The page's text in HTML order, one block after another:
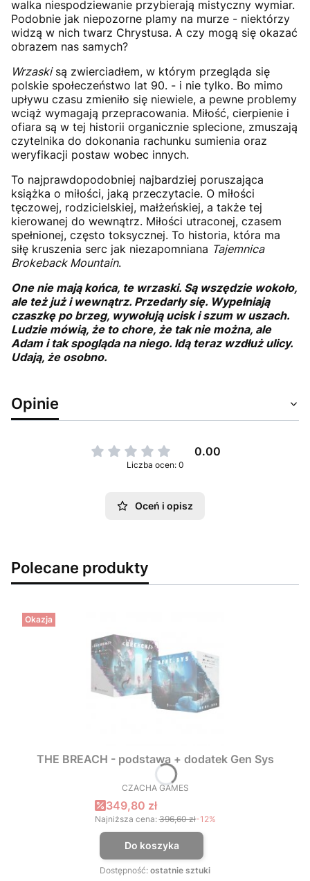
walka niespodziewanie przybierają mistyczny wymiar.
Podobnie jak niepozorne plamy na murze - niektórzy
widzą w nich twarz Chrystusa. A czy mogą się okazać
obrazem nas samych?
Wrzaskisą zwierciadłem, w którym przegląda się
polskie społeczeństwo lat 90. - i nie tylko. Bo mimo
upływu czasu zmieniło się niewiele, a pewne problemy
wciąż wymagają przepracowania. Miłość, cierpienie i
ofiara są w tej historii organicznie splecione, zmuszają
czytelnika do dokonania rachunku sumienia oraz
weryfikacji postaw wobec innych.
To najprawdopodobniej najbardziej poruszająca
książka o miłości, jaką przeczytacie. O miłości
tęczowej, rodzicielskiej, małżeńskiej, a także tej
kierowanej do wewnątrz. Miłości utraconej, czasem
spełnionej, często toksycznej. To historia, która ma
siłę kruszenia serc jak niezapomniana Tajemnica
Brokeback Mountain.
One nie mają końca, te wrzaski. Są wszędzie wokoło,
ale też już i wewnątrz. Przedarły się. Wypełniają
czaszkę po brzeg, wywołują ucisk i szum w uszach.
Ludzie mówią, że to chore, że tak nie można, ale
Adam i tak spogląda na niego. Idą teraz wzdłuż ulicy.
Udają, że osobno.
Opinie
0.00
Liczba ocen: 0
Oceń i opisz
Polecane produkty
Okazja
THE BREACH - podstawa + dodatek Gen Sys
PRODUCENT
CZACHA GAMES
Cena promocyjna
349,80 zł
Najniższa cena: 396,60 zł-12%
Do koszyka
Dostępność: ostatnie sztuki